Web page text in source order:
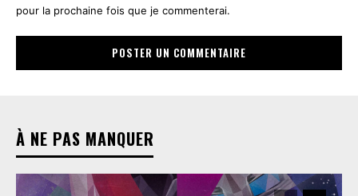
pour la prochaine fois que je commenterai.
À NE PAS MANQUER